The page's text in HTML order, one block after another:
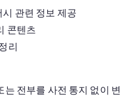
관련 정보 제공
콘텐츠
리
전부를 사전 통지 없이 변